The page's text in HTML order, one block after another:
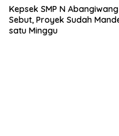
Kepsek SMP N Abangiwang
Sebut, Proyek Sudah Mandek
satu Minggu